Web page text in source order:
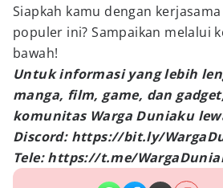
Siapkah kamu dengan
populer ini? Sampaikan melalui
bawah!
Untuk informasi yang lebih
manga, film, game, dan
komunitas Warga Duniaku
Discord: https://bit.ly/
Tele: https://t.me/